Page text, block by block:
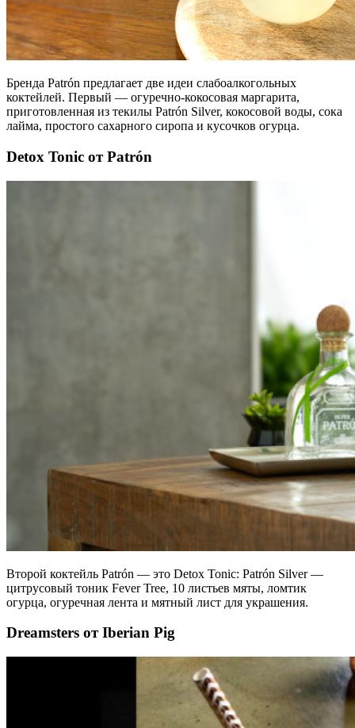
Бренда Patrón предлагает две идеи слабоалкогольных
коктейлей. Первый — огуречно-кокосовая маргарита,
приготовленная из текилы Patrón Silver, кокосовой воды, сока
лайма, простого сахарного сиропа и кусочков огурца.
Detox Tonic от Patrón
Второй коктейль Patrón — это Detox Tonic: Patrón Silver —
цитрусовый тоник Fever Tree, 10 листьев мяты, ломтик
огурца, огуречная лента и мятный лист для украшения.
Dreamsters от Iberian Pig